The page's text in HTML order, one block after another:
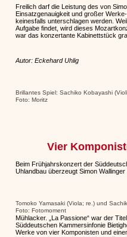
Freilich darf die Leistung des von
Einsatzgenauigkeit und großer
keinesfalls unterschlagen werden.
Aufgabe findet, wird dieses
war das konzertante Kabinettstück
Autor: Eckehard Uhlig
Brillantes Spiel: Sachiko Kobayashi
Foto: Moritz
Vier
Beim Frühjahrskonzert der
Uhlandbau überzeugt Simon Wallinger
Tomoko Yamasaki (Viola; re.) und
Foto: Fotomoment
Mühlacker. „La Passione“ war der
Süddeutschen Kammersinfonie
Werke von vier Komponisten und